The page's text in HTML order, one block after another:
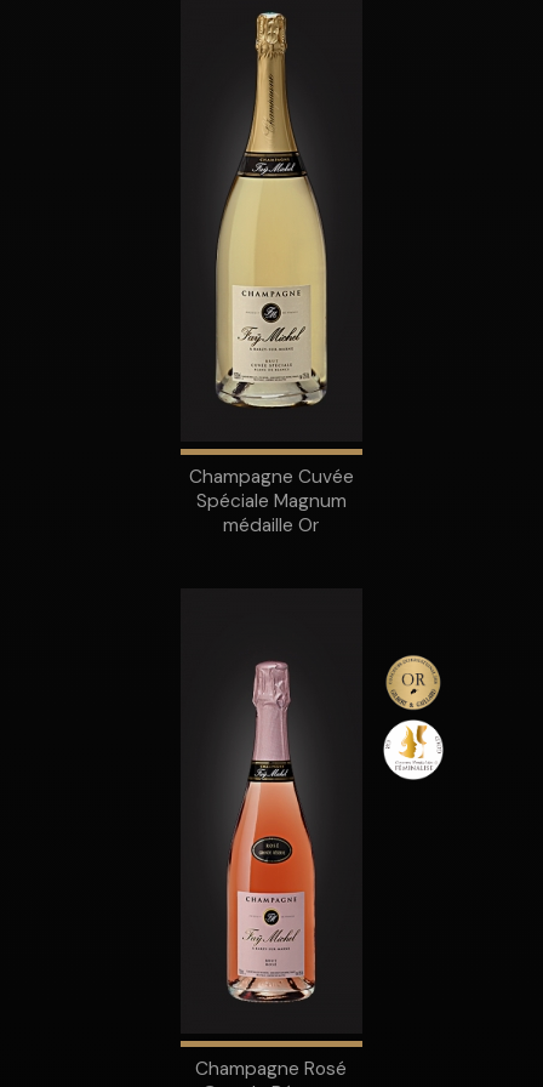
Champagne Cuvée
Spéciale Magnum
médaille Or
Champagne Rosé